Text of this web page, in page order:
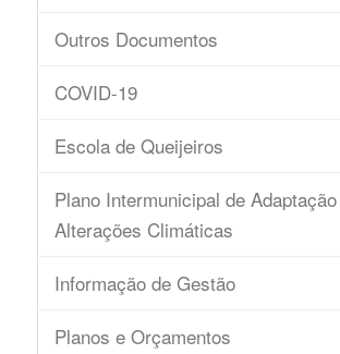
Outros Documentos
COVID-19
Escola de Queijeiros
Plano Intermunicipal de
Alterações Climáticas
Informação de Gestão
Planos e Orçamentos